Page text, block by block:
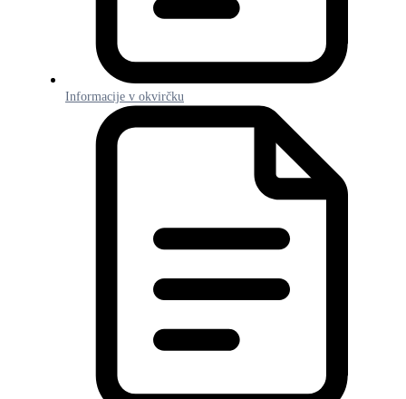
Informacije v okvirčku